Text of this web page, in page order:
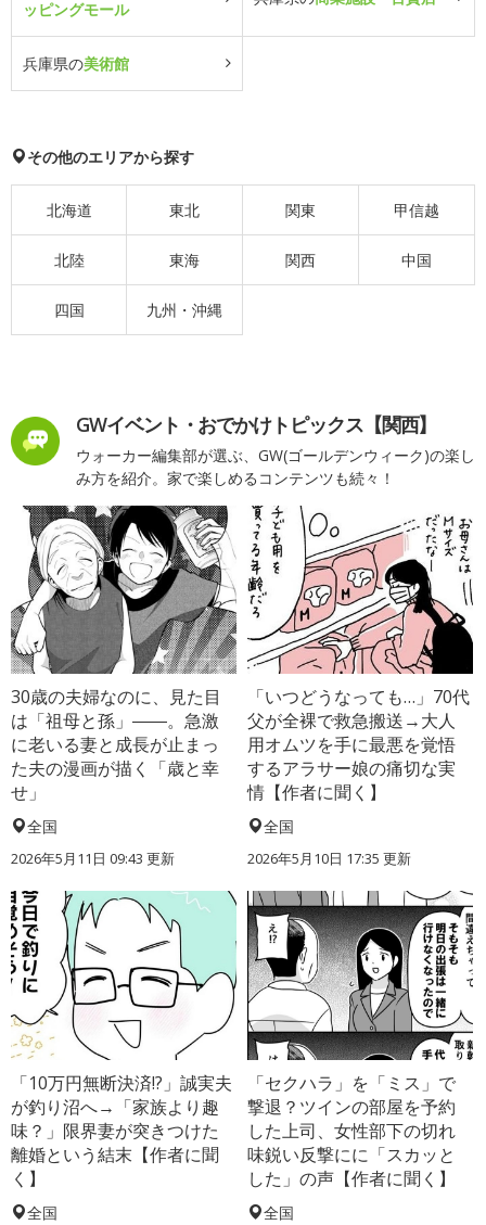
ッピングモール
兵庫県の美術館
その他のエリアから探す
北海道 東北 関東 甲信越
北陸 東海 関西 中国
四国 九州・沖縄
GWイベント・おでかけトピックス【関西】
ウォーカー編集部が選ぶ、GW(ゴールデンウィーク)の楽し
み方を紹介。家で楽しめるコンテンツも続々！
30歳の夫婦なのに、見た目
は「祖母と孫」――。急激
に老いる妻と成長が止まっ
た夫の漫画が描く「歳と幸
せ」
全国
2026年5月11日 09:43 更新
「いつどうなっても…」70代
父が全裸で救急搬送→大人
用オムツを手に最悪を覚悟
するアラサー娘の痛切な実
情【作者に聞く】
全国
2026年5月10日 17:35 更新
「10万円無断決済!?」誠実夫
が釣り沼へ→「家族より趣
味？」限界妻が突きつけた
離婚という結末【作者に聞
く】
全国
「セクハラ」を「ミス」で
撃退？ツインの部屋を予約
した上司、女性部下の切れ
味鋭い反撃にに「スカッと
した」の声【作者に聞く】
全国